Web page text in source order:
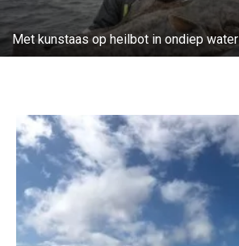
Met kunstaas op heilbot in ondiep water